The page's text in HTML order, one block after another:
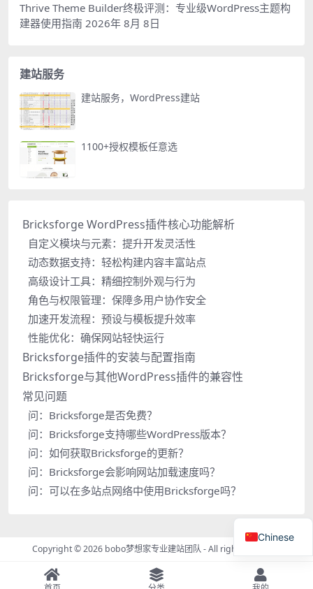
Thrive Theme Builder终极评测：专业级WordPress主题构
建器使用指南 2026年 8月 8日
建站服务
建站服务，WordPress建站
1100+授权模板任意选
Bricksforge WordPress插件核心功能解析
自定义模块与元素：提升开发灵活性
动态数据支持：轻松构建内容丰富站点
高级设计工具：精细控制外观与行为
角色与权限管理：保障多用户协作安全
加速开发流程：预设与模板提升效率
性能优化：确保网站轻快运行
Bricksforge插件的安装与配置指南
Bricksforge与其他WordPress插件的兼容性
常见问题
问：Bricksforge是否免费？
问：Bricksforge支持哪些WordPress版本？
问：如何获取Bricksforge的更新？
问：Bricksforge会影响网站加载速度吗？
问：可以在多站点网络中使用Bricksforge吗？
Copyright © 2026 bobo梦想家专业建站团队- All rights reserved
Chinese